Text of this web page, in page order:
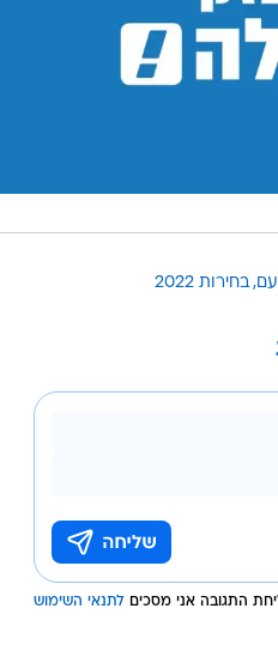
בחירות 2022
התגובה אני מסכים לתנאי השימוש